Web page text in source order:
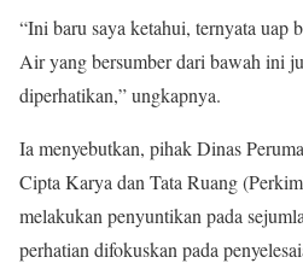
“Ini baru saya ketahui, ternyata uap
Air yang bersumber dari bawah ini
diperhatikan,” ungkapnya.
Ia menyebutkan, pihak Dinas
Cipta Karya dan Tata Ruang
melakukan penyuntikan pada
perhatian difokuskan pada